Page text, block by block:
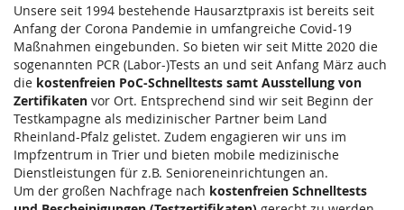
Unsere seit 1994 bestehende Hausarztpraxis ist bereits seit
Anfang der Corona Pandemie in umfangreiche Covid-19
Maßnahmen eingebunden. So bieten wir seit Mitte 2020 die
sogenannten PCR (Labor-)Tests an und seit Anfang März auch
die kostenfreien PoC-Schnelltests samt Ausstellung von
Zertifikaten vor Ort. Entsprechend sind wir seit Beginn der
Testkampagne als medizinischer Partner beim Land
Rheinland-Pfalz gelistet. Zudem engagieren wir uns im
Impfzentrum in Trier und bieten mobile medizinische
Dienstleistungen für z.B. Senioreneinrichtungen an.
Um der großen Nachfrage nach kostenfreien Schnelltests